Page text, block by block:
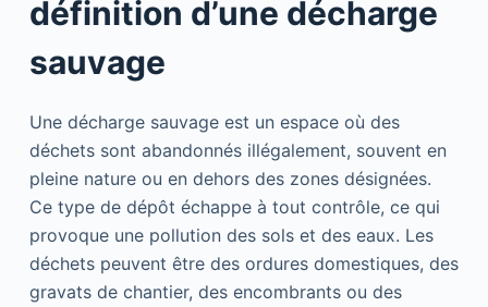
définition d’une décharge
sauvage
Une décharge sauvage est un espace où des
déchets sont abandonnés illégalement, souvent en
pleine nature ou en dehors des zones désignées.
Ce type de dépôt échappe à tout contrôle, ce qui
provoque une pollution des sols et des eaux. Les
déchets peuvent être des ordures domestiques, des
gravats de chantier, des encombrants ou des